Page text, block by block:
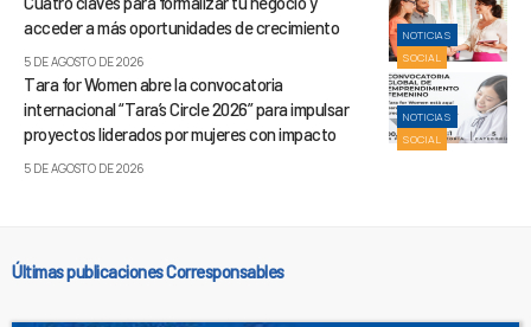
NOTICIAS
SOCIAL
acceder a más oportunidades de crecimiento
5 DE AGOSTO DE 2026
NOTICIAS
SOCIAL
Tara for Women abre la convocatoria
internacional “Tara’s Circle 2026” para impulsar
proyectos liderados por mujeres con impacto
5 DE AGOSTO DE 2026
Últimas publicaciones Corresponsables